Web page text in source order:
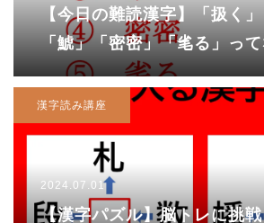
【今日の難読漢字】「扱く」
「鯱」「密密」「毟る」っ
む！？
漢字読み講座
2024.07.01
【漢字パズル】脳トレに挑